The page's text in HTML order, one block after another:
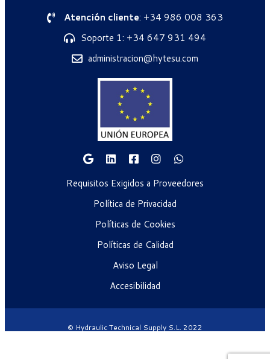
Atención cliente: +34 986 008 363
Soporte 1: +34 647 931 494
administracion@hytesu.com
Requisitos Exigidos a Proveedores
Política de Privacidad
Políticas de Cookies
Políticas de Calidad
Aviso Legal
Accesibilidad
© Hydraulic Technical Supply S.L. 2022